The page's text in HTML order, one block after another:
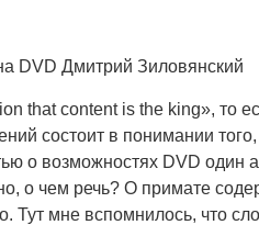
DVD Дмитрий Зиловянский
that content is the king», то
состоит в понимании
о возможностях DVD один
о чем речь? О примате
Тут мне вспомнилось, что